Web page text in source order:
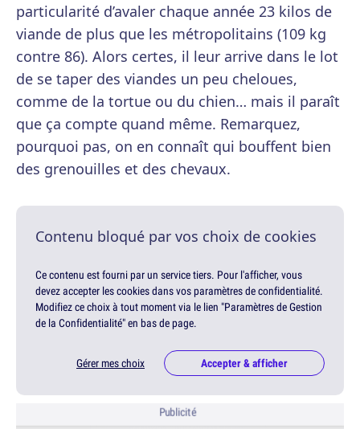
particularité d’avaler chaque année 23 kilos de
viande de plus que les métropolitains (109 kg
contre 86). Alors certes, il leur arrive dans le lot
de se taper des viandes un peu cheloues,
comme de la tortue ou du chien… mais il paraît
que ça compte quand même. Remarquez,
pourquoi pas, on en connaît qui bouffent bien
des grenouilles et des chevaux.
Contenu bloqué par vos choix de cookies
Ce contenu est fourni par un service tiers. Pour l'afficher, vous
devez accepter les cookies dans vos paramètres de confidentialité.
Modifiez ce choix à tout moment via le lien "Paramètres de Gestion
de la Confidentialité" en bas de page.
Gérer mes choix Accepter & afficher
Publicité